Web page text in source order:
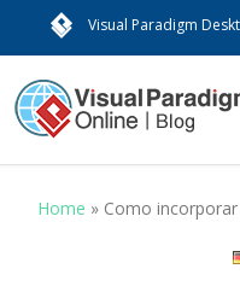
Visual Paradigm
Home » Como